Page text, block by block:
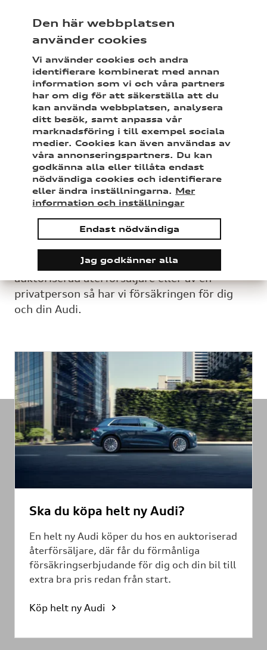
Meny Mina sidor
Tips och råd När du ska köpa Audi
Guide när du ska
köpa Audi
Ska du köpa ny bil eller funderar du på att
köpa begagnad bil? Det finns många bilar till
salu och oavsett om du köper av en
auktoriserad återförsäljare eller av en
privatperson så har vi försäkringen för dig
och din Audi.
Ska du köpa helt ny Audi?
En helt ny Audi köper du hos en auktoriserad
återförsäljare, där får du förmånliga
försäkringserbjudande för dig och din bil till
extra bra pris redan från start.
Köp helt ny Audi
Den här webbplatsen
använder cookies
Vi använder cookies och andra
identifierare kombinerat med annan
information som vi och våra partners
har om dig för att säkerställa att du
kan använda webbplatsen, analysera
ditt besök, samt anpassa vår
marknadsföring i till exempel sociala
medier. Cookies kan även användas av
våra annonseringspartners. Du kan
godkänna alla eller tillåta endast
nödvändiga cookies och identifierare
eller ändra inställningarna. Mer
information och inställningar
Endast nödvändiga
Jag godkänner alla